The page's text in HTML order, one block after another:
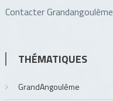
Contacter Grandangoulême
THÉMATIQUES
GrandAngoulême